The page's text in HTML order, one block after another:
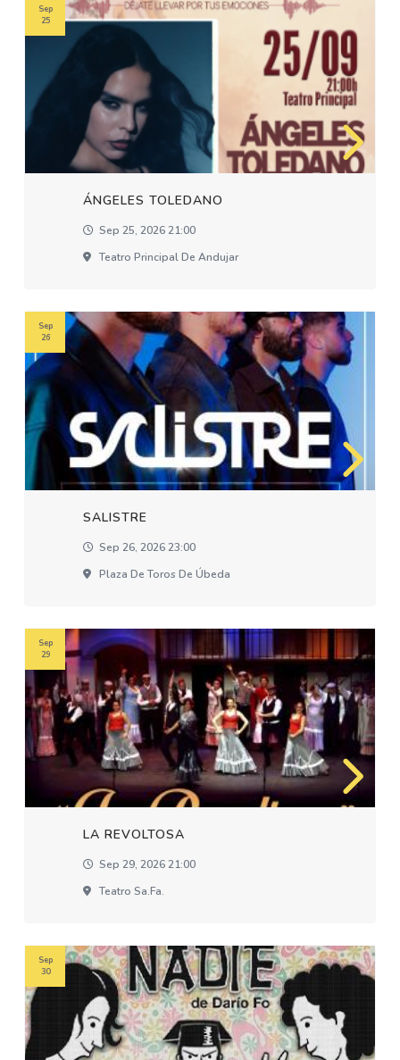
ÁNGELES TOLEDANO
Sep 25, 2026 21:00
Teatro Principal De Andujar
Sep
25
SALISTRE
Sep 26, 2026 23:00
Plaza De Toros De Úbeda
Sep
26
LA REVOLTOSA
Sep 29, 2026 21:00
Teatro Sa.fa.
Sep
29
Sep
30